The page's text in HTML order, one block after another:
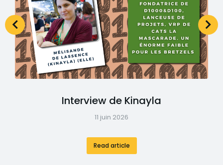
Interview de Kinayla
11 juin 2026
Read article